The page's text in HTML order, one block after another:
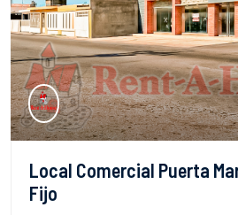
Local Comercial Puerta
Fijo